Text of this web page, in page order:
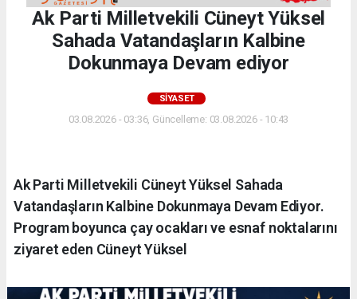
Ak Parti Milletvekili Cüneyt Yüksel
Sahada Vatandaşların Kalbine
Dokunmaya Devam ediyor
SIYASET
03.08.2026 - 03:36, Güncelleme: 03.08.2026 - 10:43
Ak Parti Milletvekili Cüneyt Yüksel Sahada
Vatandaşların Kalbine Dokunmaya Devam Ediyor.
Program boyunca çay ocakları ve esnaf noktalarını
ziyaret eden Cüneyt Yüksel